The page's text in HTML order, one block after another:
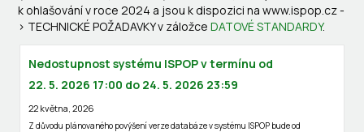
k ohlašování v roce 2024 a jsou k dispozici na www.ispop.cz -
> TECHNICKÉ POŽADAVKY v záložce DATOVÉ STANDARDY.
Nedostupnost systému ISPOP v termínu od
22. 5. 2026 17:00 do 24. 5. 2026 23:59
22 května, 2026
Z důvodu plánovaného povýšení verze databáze v systému ISPOP bude od